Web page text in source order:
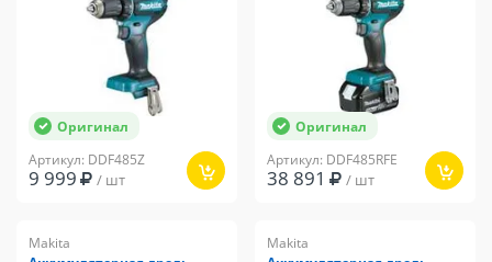
Оригинал
Артикул: DDF485Z
9 999 / шт
Оригинал
Артикул: DDF485RFE
38 891 / шт
Makita
Makita